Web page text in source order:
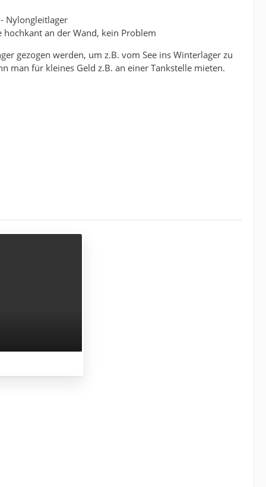
Nylongleitlager
an der Wand, kein Problem
gezogen werden, um z.B. vom See ins Winterlager zu
man für kleines Geld z.B. an einer Tankstelle mieten.